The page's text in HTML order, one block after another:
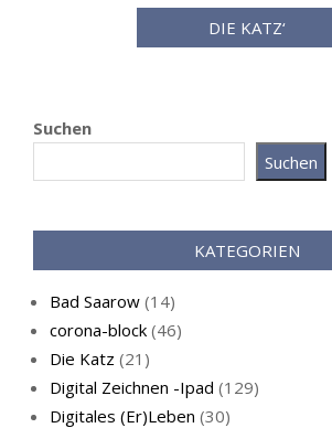
DIE KATZ‘
Live-Cat
Suchen
Suchen
KATEGORIEN
Bad Saarow (14)
corona-block (46)
Die Katz (21)
Digital Zeichnen -Ipad (129)
Digitales (Er)Leben (30)